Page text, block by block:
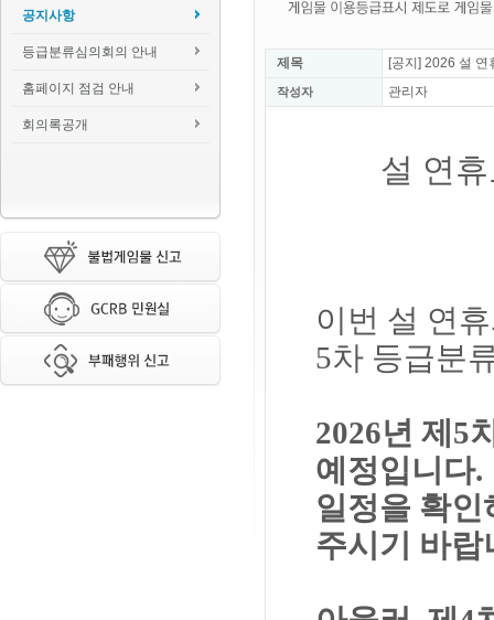
공지사항
등급분류심의회의 안내
홈페이지 점검 안내
회의록공개
제목 [공지] 2026 설
작성자 관리자
설 연
이번 설 연
5차 등급분
2026년 제5
예정입니다.
일정을 확
주시기 바랍